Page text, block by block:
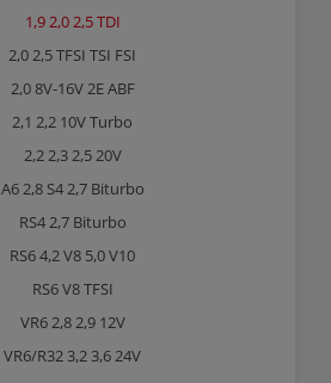
1,9 2,0 2,5 TDI
2,0 2,5 TFSI TSI FSI
2,0 8V-16V 2E ABF
2,1 2,2 10V Turbo
2,2 2,3 2,5 20V
A6 2,8 S4 2,7 Biturbo
RS4 2,7 Biturbo
RS6 4,2 V8 5,0 V10
RS6 V8 TFSI
VR6 2,8 2,9 12V
VR6/R32 3,2 3,6 24V